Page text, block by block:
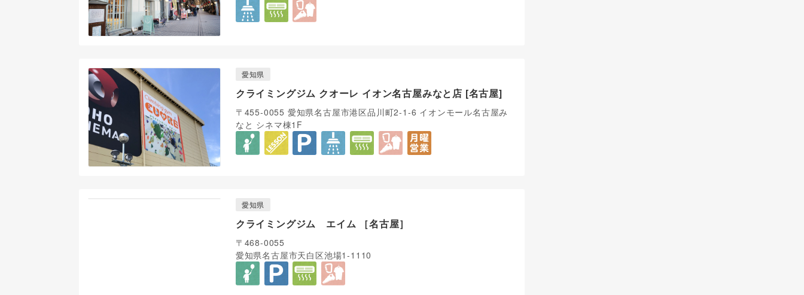
愛知県
クライミングジム クオーレ イオン名古屋みなと店 [名古屋]
〒455-0055 愛知県名古屋市港区品川町2-1-6 イオンモール名古屋み
なと シネマ棟1F
愛知県
クライミングジム エイム ［名古屋］
〒468-0055
愛知県名古屋市天白区池場1-1110